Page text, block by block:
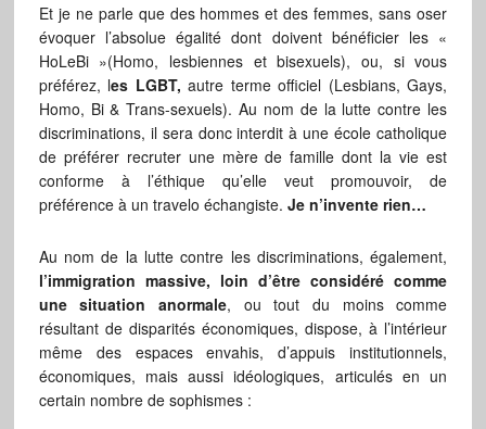
Et je ne parle que des hommes et des femmes, sans oser
évoquer l’absolue égalité dont doivent bénéficier les «
HoLeBi »(Homo, lesbiennes et bisexuels), ou, si vous
préférez, les LGBT, autre terme officiel (Lesbians, Gays,
Homo, Bi & Trans-sexuels). Au nom de la lutte contre les
discriminations, il sera donc interdit à une école catholique
de préférer recruter une mère de famille dont la vie est
conforme à l’éthique qu’elle veut promouvoir, de
préférence à un travelo échangiste. Je n’invente rien…
Au nom de la lutte contre les discriminations, également,
l’immigration massive, loin d’être considéré comme
une situation anormale, ou tout du moins comme
résultant de disparités économiques, dispose, à l’intérieur
même des espaces envahis, d’appuis institutionnels,
économiques, mais aussi idéologiques, articulés en un
certain nombre de sophismes :